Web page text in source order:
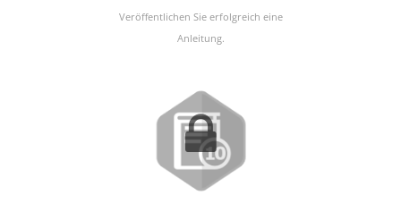
Veröffentlichen Sie erfolgreich eine
Anleitung.